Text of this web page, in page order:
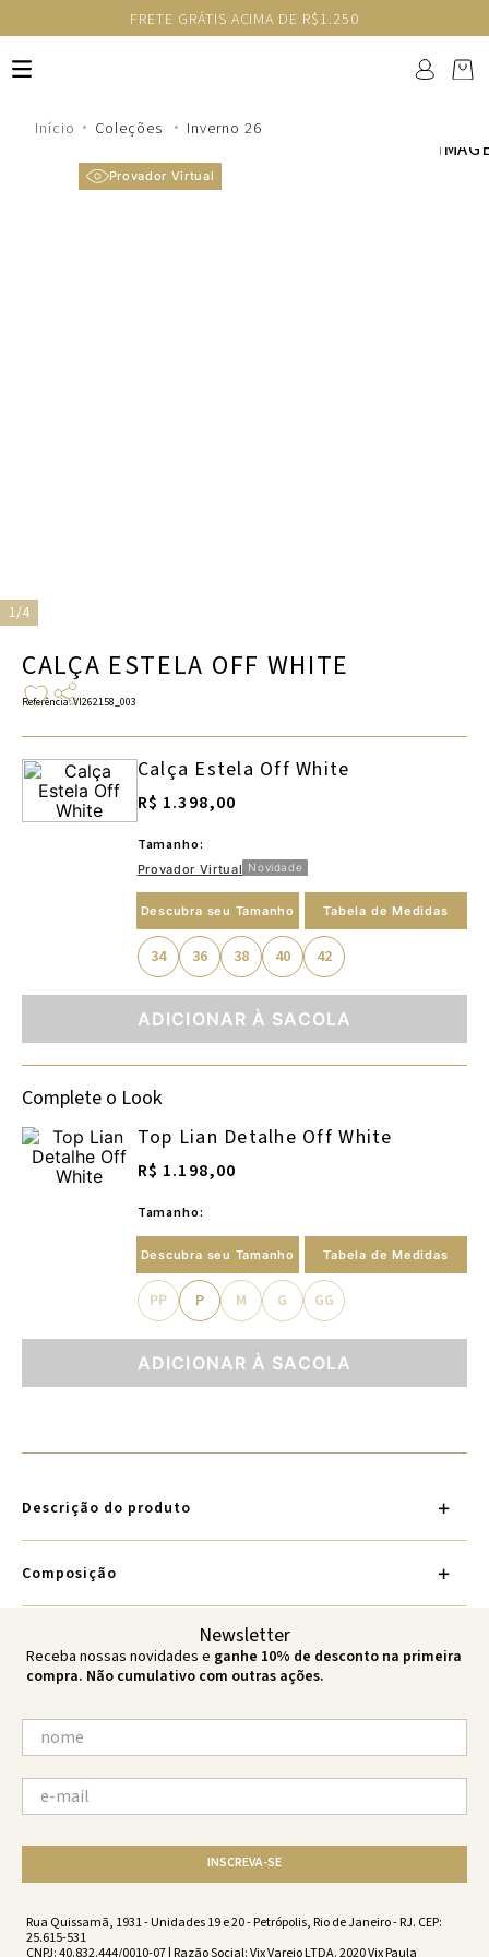
FRETE GRÁTIS ACIMA DE R$1.250
Coleções Inverno 26
Provador Virtual
1/4
CALÇA ESTELA OFF WHITE
Referência:VI262158_003
Calça Estela Off White
R$ 1.398,00
Tamanho:
Provador Virtual Novidade
Descubra seu Tamanho Tabela de Medidas
34 36 38 40 42
ADICIONAR À SACOLA
Complete o Look
Top Lian Detalhe Off White
R$ 1.198,00
Tamanho:
Descubra seu Tamanho Tabela de Medidas
PP P M G GG
ADICIONAR À SACOLA
Descrição do produto
Composição
Newsletter
Receba nossas novidades e ganhe 10% de desconto na primeira
compra. Não cumulativo com outras ações.
INSCREVA-SE
Rua Quissamã, 1931 - Unidades 19 e 20 - Petrópolis, Rio de Janeiro - RJ. CEP:
25.615-531
CNPJ: 40.832.444/0010-07 | Razão Social: Vix Varejo LTDA. 2020 Vix Paula